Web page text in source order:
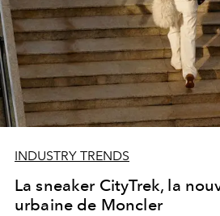
INDUSTRY TRENDS
La sneaker CityTrek, la
urbaine de Moncler